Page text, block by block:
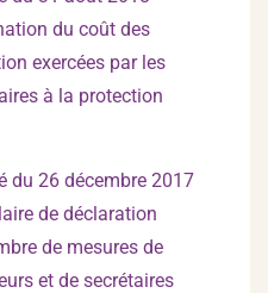
du coût des
exercées par les
à la protection
du 26 décembre 2017
de déclaration
de mesures de
et de secrétaires